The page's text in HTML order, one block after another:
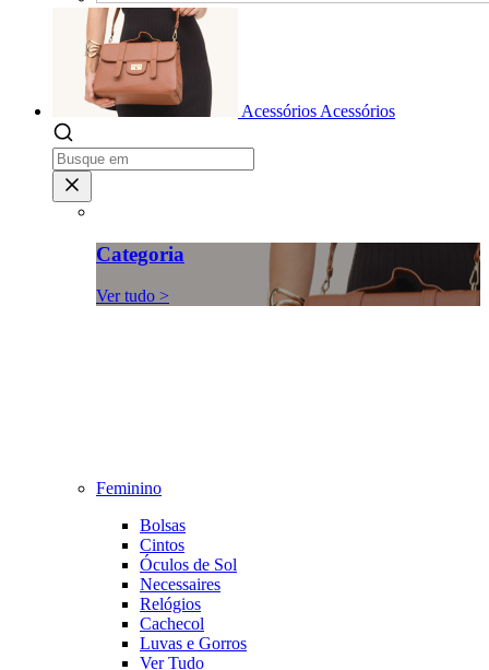
Acessórios Acessórios
Categoria
Ver tudo >
Feminino
Bolsas
Cintos
Óculos de Sol
Necessaires
Relógios
Cachecol
Luvas e Gorros
Ver Tudo